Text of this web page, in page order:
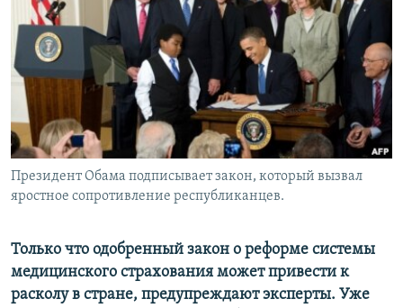
РАСПИСАНИЕ ВЕЩАНИЯ
ПОДПИШИТЕСЬ НА РАССЫЛКУ
СОЦИАЛЬНЫЕ СЕТИ
Президент Обама подписывает закон, который вызвал
яростное сопротивление республиканцев.
Только что одобренный закон о реформе системы
медицинского страхования может привести к
расколу в стране, предупреждают эксперты. Уже